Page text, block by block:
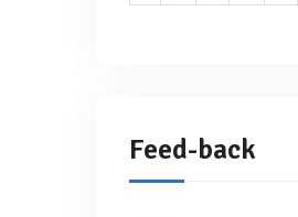
Feed-back